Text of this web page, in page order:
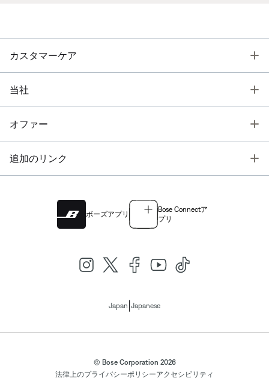
カスタマーケア
当社
オファー
追加のリンク
ボーズアプリ
Bose Connectア
プリ
Japan Japanese
© Bose Corporation 2026
法律上のプライバシーポリシーアクセシビリティ